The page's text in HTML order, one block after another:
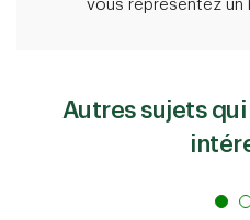
vous représentez un
Autres sujets